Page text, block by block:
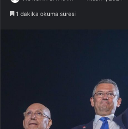
1 dakika okuma süresi